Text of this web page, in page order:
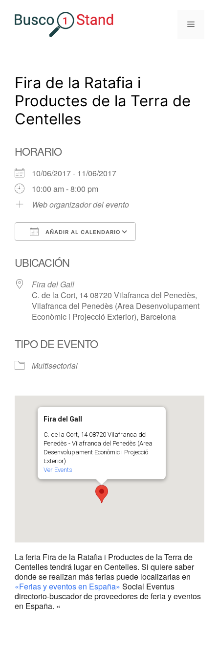
Menú
Fira de la Ratafia i
Productes de la Terra de
Centelles
HORARIO
10/06/2017 - 11/06/2017
10:00 am - 8:00 pm
Web organizador del evento
AÑADIR AL CALENDARIO
UBICACIÓN
Fira del Gall
C. de la Cort, 14 08720 Vilafranca del Penedès,
Vilafranca del Penedès (Area Desenvolupament
Econòmic i Projecció Exterior), Barcelona
TIPO DE EVENTO
Multisectorial
Fira del Gall
C. de la Cort, 14 08720 Vilafranca del
Penedès - Vilafranca del Penedès (Area
Desenvolupament Econòmic i Projecció
Exterior)
Ver Events
La feria Fira de la Ratafia i Productes de la Terra de
Centelles tendrá lugar en Centelles. Si quiere saber
donde se realizan más ferias puede localizarlas en
«Ferias y eventos en España» Social Eventus
directorio-buscador de proveedores de feria y eventos
en España. «